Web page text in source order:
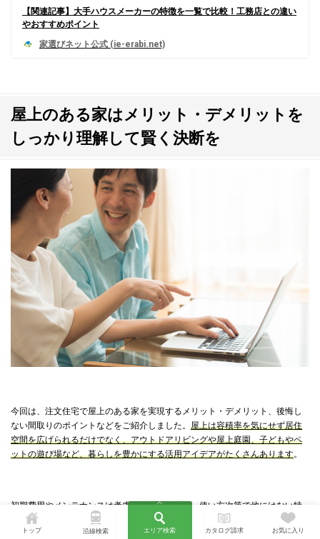
トップ 沿線検索 エリア検索 カタログ請求 お気に入り
【関連記事】大手ハウスメーカーの特徴を一覧で比較！工務店との違い
やおすすめポイント
屋上のある家はメリット・デメリットを
しっかり理解して賢く決断を
今回は、注文住宅で屋上のある家を実現するメリット・デメリット、後悔し
ない間取りのポイントなどをご紹介しました。 屋上は容積率を気にせず居住
空間を広げられるだけでなく、アウトドアリビングや屋上庭園、子どもやペ
ットの遊び場など、暮らしを豊かにする活用アイデアがたくさんあります。
初期費用やメンテナンスは考慮すべき点ですが、使い方次第で他にはない特
別な暮らしを手に入れることができるでしょう。この記事を参考に、屋上の
ある理想の家づくりを実現してくださいね。